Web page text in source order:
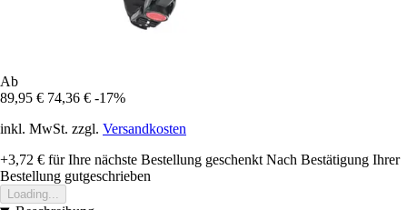
Ab
89,95 € 74,36 € -17%
inkl. MwSt. zzgl. Versandkosten
+3,72 € für Ihre nächste Bestellung geschenkt Nach Bestätigung Ihrer
Bestellung gutgeschrieben
Loading...